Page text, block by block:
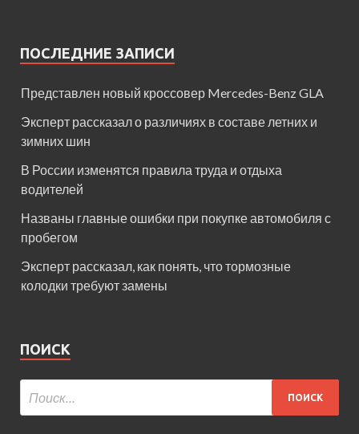
ПОСЛЕДНИЕ ЗАПИСИ
Представлен новый кроссовер Mercedes-Benz GLA
Эксперт рассказал о различиях в составе летних и
зимних шин
В России изменятся правила труда и отдыха
водителей
Названы главные ошибки при покупке автомобиля с
пробегом
Эксперт рассказал, как понять, что тормозные
колодки требуют замены
ПОИСК